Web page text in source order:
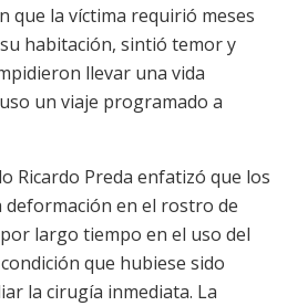
que la víctima requirió meses
habitación, sintió temor y
llevar una vida
un viaje programado a
Ricardo Preda enfatizó que los
en el rostro de
largo tiempo en el uso del
que hubiese sido
la cirugía inmediata. La